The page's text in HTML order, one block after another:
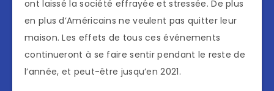
ont laissé la société effrayée et stressée. De plus
en plus d’Américains ne veulent pas quitter leur
maison. Les effets de tous ces événements
continueront à se faire sentir pendant le reste de
l’année, et peut-être jusqu’en 2021.